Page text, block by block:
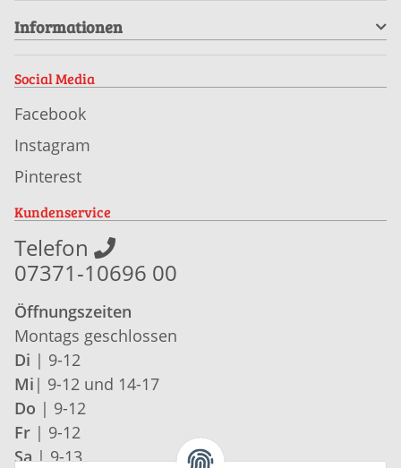
Informationen
Social Media
Facebook
Instagram
Pinterest
Kundenservice
Telefon
07371-10696 00
Öffnungszeiten
Montags geschlossen
Di | 9-12
Mi | 9-12 und 14-17
Do | 9-12
Fr | 9-12
Sa | 9-13